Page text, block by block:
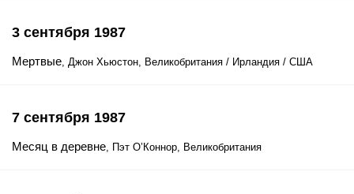
3 сентября 1987
Мертвые, Джон Хьюстон, Великобритания / Ирландия / США
7 сентября 1987
Месяц в деревне, Пэт О’Коннор, Великобритания